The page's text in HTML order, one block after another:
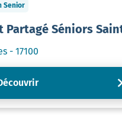
Senior
Partagé Séniors
- 17100